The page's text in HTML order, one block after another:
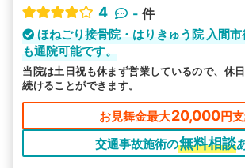
4
- 件
ほねごり接骨院・はりきゅう院 入間
も通院可能です。
当院は土日祝も休まず営業しているので、休
続けることができます。
お見舞金最大20,000円
交通事故施術の無料相談